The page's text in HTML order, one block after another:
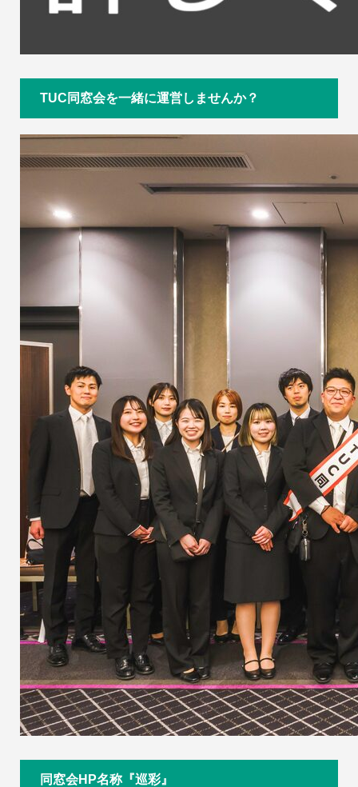
TUC同窓会を一緒に運営しませんか？
同窓会HP名称『巡彩』